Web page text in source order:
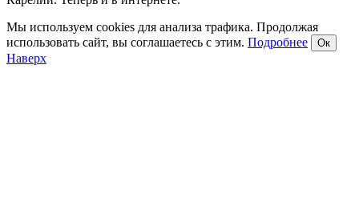
Мы используем cookies для анализа трафика. Продолжая
использовать сайт, вы соглашаетесь с этим. Подробнее Ок
Наверх